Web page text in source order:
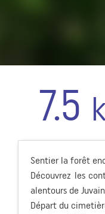
7.5
Sentier la forêt
Découvrez les
alentours de
Départ du